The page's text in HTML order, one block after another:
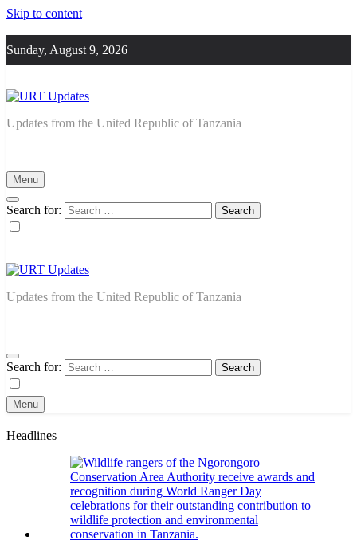
Skip to content
Sunday, August 9, 2026
URT Updates
Updates from the United Republic of Tanzania
Menu
Search for:
URT Updates
Updates from the United Republic of Tanzania
Search for:
Menu
Headlines